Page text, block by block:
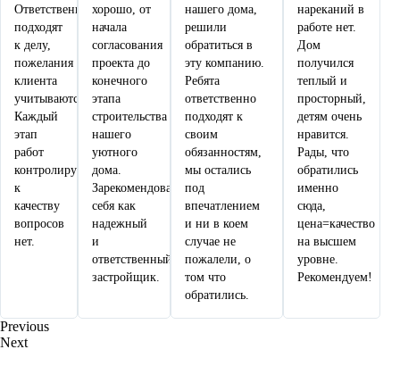
Ответственно
подходят
к делу,
пожелания
клиента
учитываются.
Каждый
этап
работ
контролируется,
к
качеству
вопросов
нет.
хорошо, от
начала
согласования
проекта до
конечного
этапа
строительства
нашего
уютного
дома.
Зарекомендовали
себя как
надежный
и
ответственный
застройщик.
нашего дома,
решили
обратиться в
эту компанию.
Ребята
ответственно
подходят к
своим
обязанностям,
мы остались
под
впечатлением
и ни в коем
случае не
пожалели, о
том что
обратились.
нареканий в
работе нет.
Дом
получился
теплый и
просторный,
детям очень
нравится.
Рады, что
обратились
именно
сюда,
цена=качество
на высшем
уровне.
Рекомендуем!
Previous
Next